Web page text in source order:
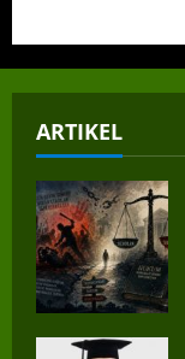
ARTIKEL